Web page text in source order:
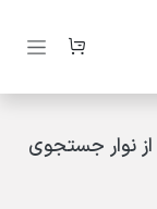
از نوار جستجوی